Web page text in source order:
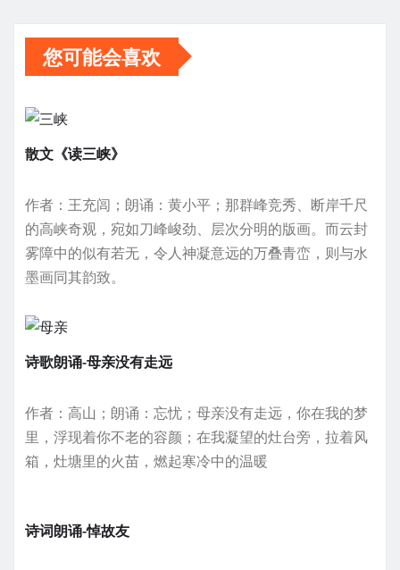
章
分
页
您可能会喜欢
散文《读三峡》
作者：王充闾；朗诵：黄小平；那群峰竞秀、断岸千尺
的高峡奇观，宛如刀峰峻劲、层次分明的版画。而云封
雾障中的似有若无，令人神凝意远的万叠青峦，则与水
墨画同其韵致。
诗歌朗诵-母亲没有走远
作者：高山；朗诵：忘忧；母亲没有走远，你在我的梦
里，浮现着你不老的容颜；在我凝望的灶台旁，拉着风
箱，灶塘里的火苗，燃起寒冷中的温暖
诗词朗诵-悼故友